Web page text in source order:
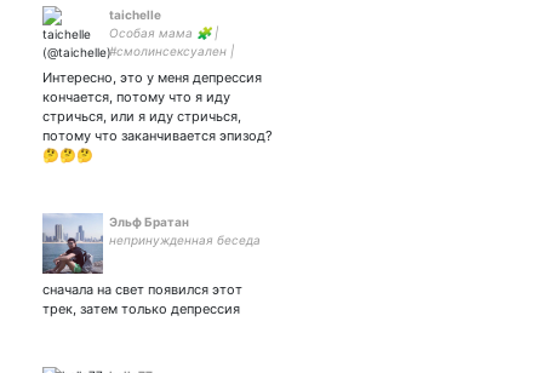
taichelle
Особая мама 🧩 |
#смолинсексуален |
рейстобиринизм | если что,
вы предупреждены
Интересно, это у меня депрессия
кончается, потому что я иду
стричься, или я иду стричься,
потому что заканчивается эпизод?
🤔🤔🤔
Эльф Братан
непринужденная беседа
сначала на свет появился этот
трек, затем только депрессия